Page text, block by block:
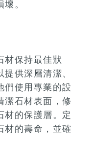
。
材保持最佳狀
供深層清潔、
們使用專業的設
潔石材表面，修
材的保護層。定
材的壽命，並確